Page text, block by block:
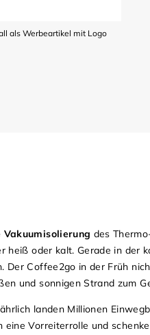
als Werbeartikel mit Logo
des
heiß oder kalt. Gerade in der
Coffee2go in der Früh
und sonnigen Strand zum
landen Millionen
Vorreiterrolle und